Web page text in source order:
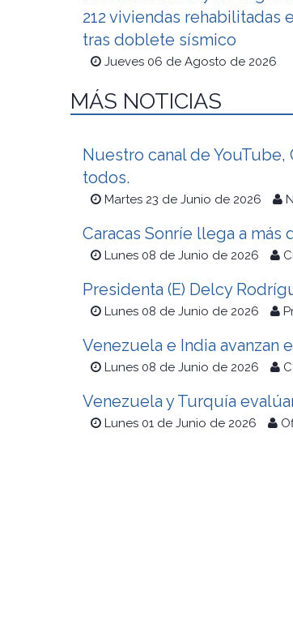
212 viviendas rehabilitadas
tras doblete sísmico
Jueves 06 de Agosto de 2026
MÁS NOTICIAS
Nuestro canal de YouTube,
todos.
Martes 23 de Junio de 2026
Caracas Sonríe llega a
Lunes 08 de Junio de 2026
Presidenta (E) Delcy
Lunes 08 de Junio de 2026
Venezuela e India
Lunes 08 de Junio de 2026
Venezuela y Turquía
Lunes 01 de Junio de 2026